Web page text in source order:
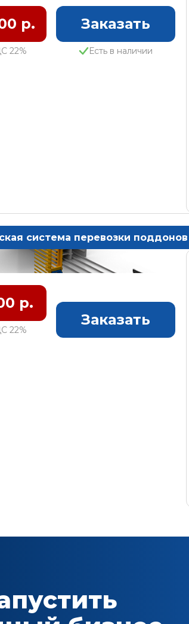
р.
22%
Заказать
Есть в наличии
система перевозки поддонов
р.
22%
Заказать